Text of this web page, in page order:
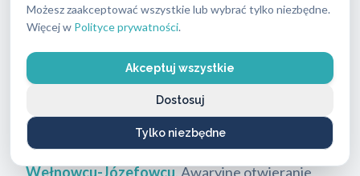
Możesz zaakceptować wszystkie lub wybrać tylko niezbędne.
Więcej w Polityce prywatności.
Akceptuj wszystkie
Tylko niezbędne
Dostosuj
zdarza się częściej niż można by sądzić i usługa dla
osób, które potrzebują pomocy o każdej porze.
Otwieramy samochody osobowe wszystkich
marek bez uszkodzenia lakieru ani uszczelek, bo
każdy fachowiec działa bezinwazyjnie i z
wyczuciem. Szczegóły znajdziesz na stronie
awaryjnego otwierania samochodów w
Wełnowcu-Józefowcu. Awaryjne otwieranie